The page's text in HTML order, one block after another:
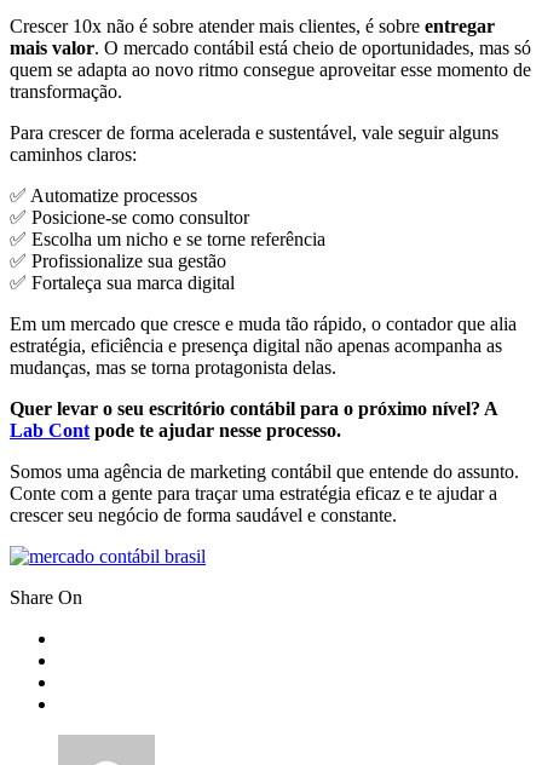
Crescer 10x não é sobre atender mais clientes, é sobre entregar
mais valor. O mercado contábil está cheio de oportunidades, mas só
quem se adapta ao novo ritmo consegue aproveitar esse momento de
transformação.
Para crescer de forma acelerada e sustentável, vale seguir alguns
caminhos claros:
✅ Automatize processos
✅ Posicione-se como consultor
✅ Escolha um nicho e se torne referência
✅ Profissionalize sua gestão
✅ Fortaleça sua marca digital
Em um mercado que cresce e muda tão rápido, o contador que alia
estratégia, eficiência e presença digital não apenas acompanha as
mudanças, mas se torna protagonista delas.
Quer levar o seu escritório contábil para o próximo nível? A
Lab Cont pode te ajudar nesse processo.
Somos uma agência de marketing contábil que entende do assunto.
Conte com a gente para traçar uma estratégia eficaz e te ajudar a
crescer seu negócio de forma saudável e constante.
Share On